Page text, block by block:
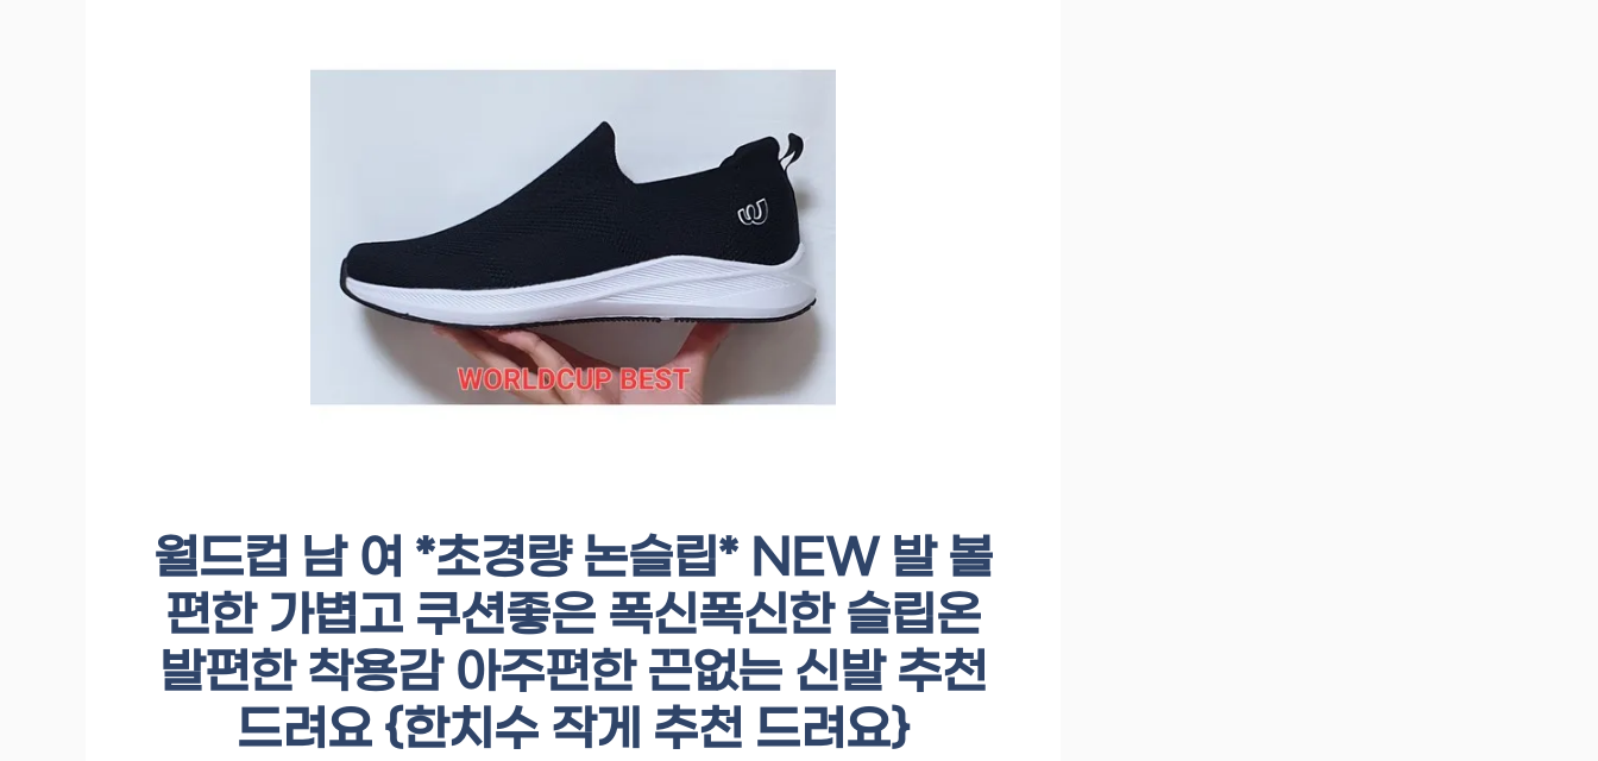
월드컵 남 여 *초경량 논슬립* NEW 발 볼
편한 가볍고 쿠션좋은 폭신폭신한 슬립온
발편한 착용감 아주편한 끈없는 신발 추천
드려요 {한치수 작게 추천 드려요}